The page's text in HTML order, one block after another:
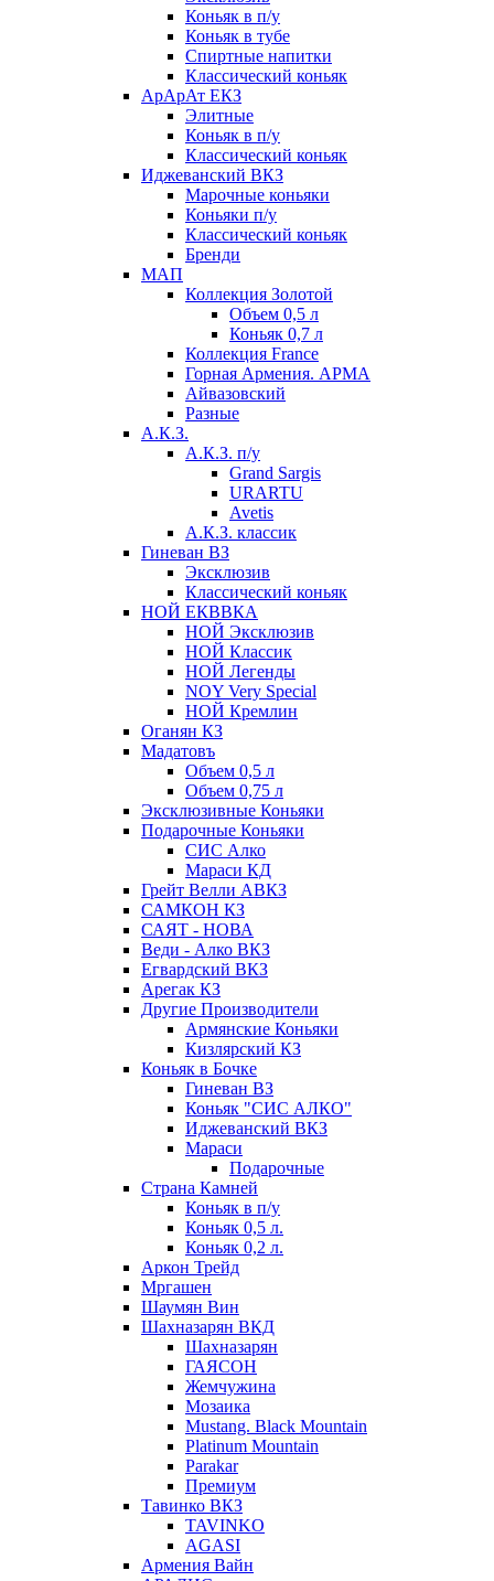
Коньяк в п/у
Коньяк в тубе
Спиртные напитки
Классический коньяк
АрАрАт ЕКЗ
Элитные
Коньяк в п/у
Классический коньяк
Иджеванский ВКЗ
Марочные коньяки
Коньяки п/у
Классический коньяк
Бренди
МАП
Коллекция Золотой
Объем 0,5 л
Коньяк 0,7 л
Коллекция France
Горная Армения. АРМА
Айвазовский
Разные
А.К.З.
А.К.З. п/у
Grand Sargis
URARTU
Avetis
А.К.З. классик
Гиневан ВЗ
Эксклюзив
Классический коньяк
НОЙ ЕКВВКА
НОЙ Эксклюзив
НОЙ Классик
НОЙ Легенды
NOY Very Speсial
НОЙ Кремлин
Оганян КЗ
Мадатовъ
Объем 0,5 л
Объем 0,75 л
Эксклюзивные Коньяки
Подарочные Коньяки
СИС Алко
Мараси КД
Грейт Велли АВКЗ
САМКОН КЗ
САЯТ - НОВА
Веди - Алко ВКЗ
Егвардский ВКЗ
Арегак КЗ
Другие Производители
Армянские Коньяки
Кизлярский КЗ
Коньяк в Бочке
Гиневан ВЗ
Коньяк "СИС АЛКО"
Иджеванский ВКЗ
Мараси
Подарочные
Страна Камней
Коньяк в п/у
Коньяк 0,5 л.
Коньяк 0,2 л.
Аркон Трейд
Мргашен
Шаумян Вин
Шахназарян ВКД
Шахназарян
ГАЯСОН
Жемчужина
Мозаика
Mustang. Black Mountain
Platinum Mountain
Parakar
Премиум
Тавинко ВКЗ
TAVINKO
AGASI
Армения Вайн